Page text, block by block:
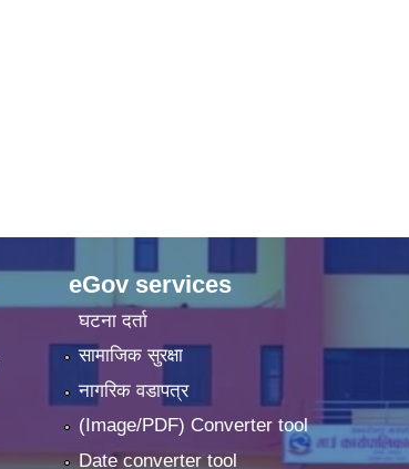
eGov services
घटना दर्ता
सामाजिक सुरक्षा
नागरिक वडापत्र
(Image/PDF) Converter tool
Date converter tool